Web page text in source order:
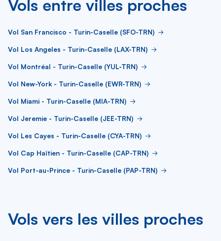
Vols entre villes proches
Vol San Francisco - Turin-Caselle (SFO-TRN)
Vol Los Angeles - Turin-Caselle (LAX-TRN)
Vol Montréal - Turin-Caselle (YUL-TRN)
Vol New-York - Turin-Caselle (EWR-TRN)
Vol Miami - Turin-Caselle (MIA-TRN)
Vol Jeremie - Turin-Caselle (JEE-TRN)
Vol Les Cayes - Turin-Caselle (CYA-TRN)
Vol Cap Haïtien - Turin-Caselle (CAP-TRN)
Vol Port-au-Prince - Turin-Caselle (PAP-TRN)
Vols vers les villes proches